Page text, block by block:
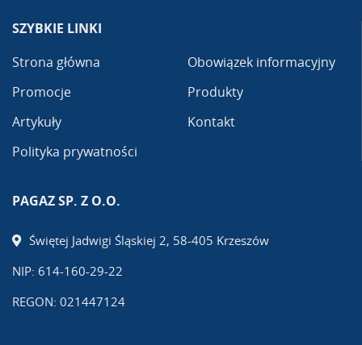
SZYBKIE LINKI
Strona główna
Promocje
Artykuły
Polityka prywatności
Obowiązek informacyjny
Produkty
Kontakt
PAGAZ SP. Z O.O.
Świętej Jadwigi Śląskiej 2, 58-405 Krzeszów
NIP: 614-160-29-22
REGON: 021447124